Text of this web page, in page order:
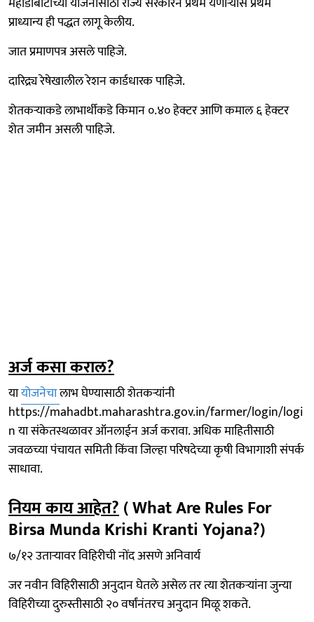
प्राध्यान्य ही पद्धत लागू केलीय.
जात प्रमाणपत्र असले पाहिजे.
दारिद्र्य रेषेखालील रेशन कार्डधारक पाहिजे.
शेतकऱ्याकडे लाभार्थीकडे किमान ०.४० हेक्टर आणि कमाल ६ हेक्टर
शेत जमीन असली पाहिजे.
अर्ज कसा कराल?
यायोजनेचालाभ घेण्यासाठी शेतकऱ्यांनी
https://mahadbt.maharashtra.gov.in/farmer/login/logi
n या संकेतस्थळावर ऑनलाईन अर्ज करावा. अधिक माहितीसाठी
जवळच्या पंचायत समिती किंवा जिल्हा परिषदेच्या कृषी विभागाशी संपर्क
साधावा.
नियम काय आहेत?( What Are Rules For
Birsa Munda Krishi Kranti Yojana?)
७/१२ उताऱ्यावर विहिरीची नोंद असणे अनिवार्य
जर नवीन विहिरीसाठी अनुदान घेतले असेल तर त्या शेतकऱ्यांना जुन्या
विहिरीच्या दुरुस्तीसाठी २० वर्षांनंतरच अनुदान मिळू शकते.